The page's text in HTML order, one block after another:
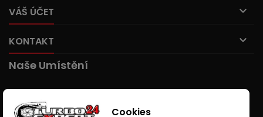
VÁŠ ÚČET 
KONTAKT 
Naše Umístění
Cookies